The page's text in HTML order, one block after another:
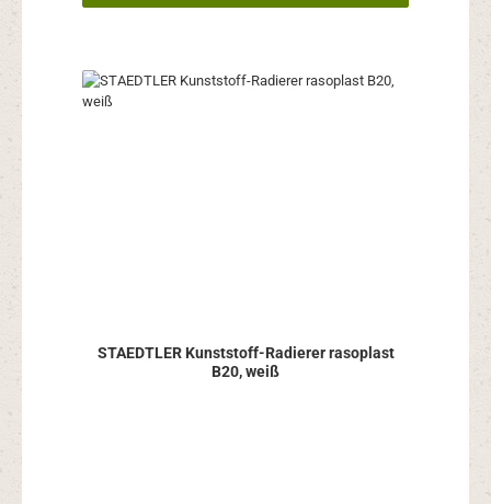
STAEDTLER Kunststoff-Radierer rasoplast
B20, weiß